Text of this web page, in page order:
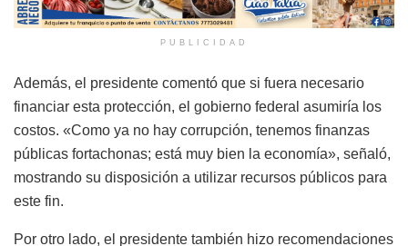
PUBLICIDAD
Además, el presidente comentó que si fuera necesario
financiar esta protección, el gobierno federal asumiría los
costos. «Como ya no hay corrupción, tenemos finanzas
públicas fortachonas; está muy bien la economía», señaló,
mostrando su disposición a utilizar recursos públicos para
este fin.
Por otro lado, el presidente también hizo recomendaciones